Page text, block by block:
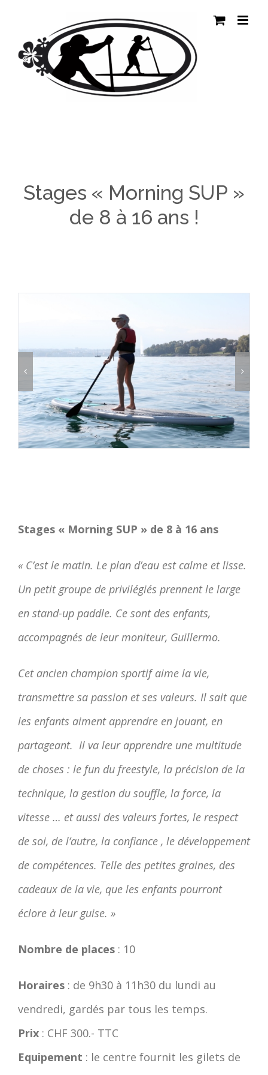
contenu
Stages « Morning SUP »
de 8 à 16 ans !
Stages « Morning SUP » de 8 à 16 ans
« C’est le matin. Le plan d’eau est calme et lisse.
Un petit groupe de privilégiés prennent le large
en stand-up paddle. Ce sont des enfants,
accompagnés de leur moniteur, Guillermo.
Cet ancien champion sportif aime la vie,
transmettre sa passion et ses valeurs. Il sait que
les enfants aiment apprendre en jouant, en
partageant. Il va leur apprendre une multitude
de choses : le fun du freestyle, la précision de la
technique, la gestion du souffle, la force, la
vitesse … et aussi des valeurs fortes, le respect
de soi, de l’autre, la confiance , le développement
de compétences. Telle des petites graines, des
cadeaux de la vie, que les enfants pourront
éclore à leur guise. »
Nombre de places : 10
Horaires : de 9h30 à 11h30 du lundi au
vendredi, gardés par tous les temps.
Prix : CHF 300.- TTC
Equipement : le centre fournit les gilets de